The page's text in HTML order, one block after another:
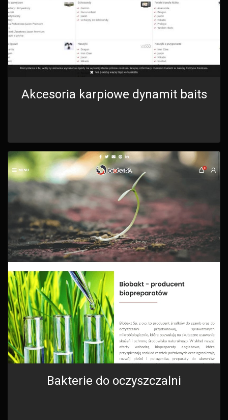
Akcesoria karpiowe dynamit baits
Bakterie do oczyszczalni